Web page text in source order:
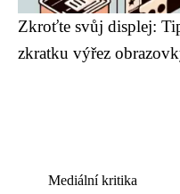
Zkroťte svůj displej:
zkratku výřez
Mediální kritika